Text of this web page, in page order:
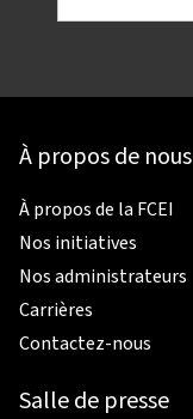
À propos de nous
À propos de la FCEI
Nos initiatives
Nos administrateurs
Carrières
Contactez-nous
Salle de presse